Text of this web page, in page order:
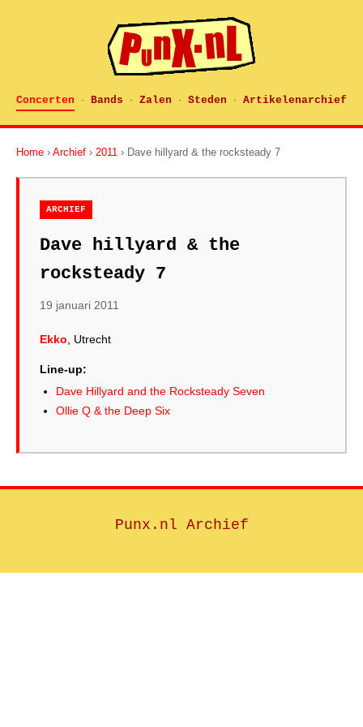
Concerten · Bands · Zalen · Steden · Artikelenarchief
Home › Archief › 2011 › Dave hillyard & the rocksteady 7
ARCHIEF
Dave hillyard & the
rocksteady 7
19 januari 2011
Ekko , Utrecht
Line-up:
Dave Hillyard and the Rocksteady Seven
Ollie Q & the Deep Six
Punx.nl Archief